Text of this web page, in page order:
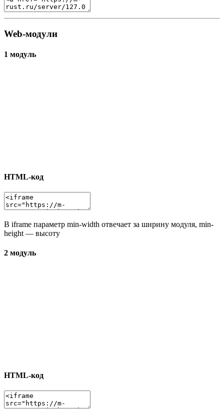
Web-модули
1 модуль
HTML-код
В iframe параметр min-width отвечает за ширину модуля, min-
height — высоту
2 модуль
HTML-код